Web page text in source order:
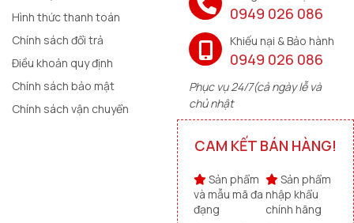
Hình thức thanh toán
Chính sách đổi trả
Điều khoản quy định
Chính sách bảo mật
Chính sách vận chuyển
0949 026 086
Khiếu nại & Bảo hành
0949 026 086
Phục vụ 24/7(cả ngày lễ và
chủ nhật
CAM KẾT BÁN HÀNG!
Sản phẩm
và mẫu mã đa
đạng
Sản phẩm
nhập khẩu
chính hãng